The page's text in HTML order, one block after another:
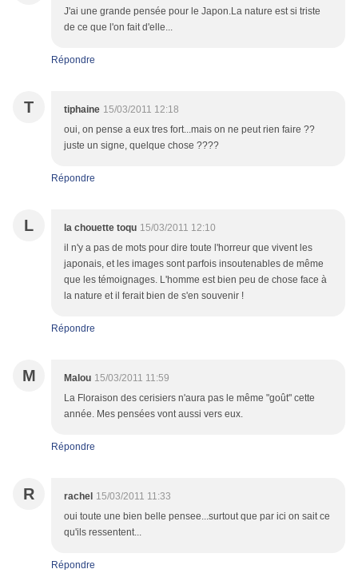
J'ai une grande pensée pour le Japon.La nature est si triste
de ce que l'on fait d'elle...
Répondre
T tiphaine 15/03/2011 12:18
oui, on pense a eux tres fort...mais on ne peut rien faire ??
juste un signe, quelque chose ????
Répondre
L la chouette toqu 15/03/2011 12:10
il n'y a pas de mots pour dire toute l'horreur que vivent les
japonais, et les images sont parfois insoutenables de même
que les témoignages. L'homme est bien peu de chose face à
la nature et il ferait bien de s'en souvenir !
Répondre
M Malou 15/03/2011 11:59
La Floraison des cerisiers n'aura pas le même "goût" cette
année. Mes pensées vont aussi vers eux.
Répondre
R rachel 15/03/2011 11:33
oui toute une bien belle pensee...surtout que par ici on sait ce
qu'ils ressentent...
Répondre